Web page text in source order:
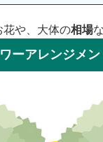
花や、大体の相場
ーアレンジメン